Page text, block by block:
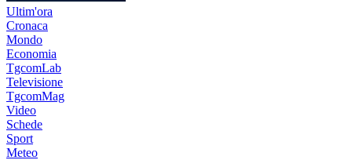
Ultim'ora
Cronaca
Mondo
Economia
TgcomLab
Televisione
TgcomMag
Video
Schede
Sport
Meteo